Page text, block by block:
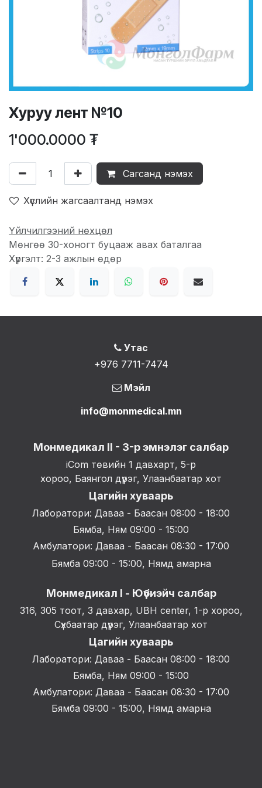
Хуруу лент №10
1'000.0000 ₮
Сагсанд нэмэх
Хүслийн жагсаалтанд нэмэх
Үйлчилгээний нөхцөл
Мөнгөө 30-хоногт буцааж авах баталгаа
Хүргэлт: 2-3 ажлын өдөр
Утас
+976 7711-7474
Мэйл
info@monmedical.mn
Монмедикал II - 3-р эмнэлэг салбар
iCom төвийн 1 давхарт, 5-р
хороо, Баянгол дүүрэг, Улаанбаатар хот
Цагийн хуваарь
Лаборатори: Даваа - Баасан 08:00 - 18:00
Бямба, Ням 09:00 - 15:00
Амбулатори: Даваа - Баасан 08:30 - 17:00
Бямба 09:00 - 15:00, Нямд амарна
Монмедикал I - Юүбиэйч салбар
316, 305 тоот, 3 давхар, UBH center, 1-р хороо,
Сүхбаатар дүүрэг, Улаанбаатар хот
Цагийн хуваарь
Лаборатори: Даваа - Баасан 08:00 - 18:00
Бямба, Ням 09:00 - 15:00
Амбулатори: Даваа - Баасан 08:30 - 17:00
Бямба 09:00 - 15:00, Нямд амарна